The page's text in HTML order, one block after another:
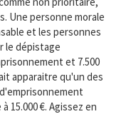
Une personne morale
et les personnes
le dépistage
et 7.500
apparaitre qu'un des
15.000 €. Agissez en